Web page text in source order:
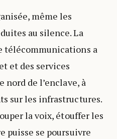
même les
au silence. La
télécommunications a
et des services
nord de l’enclave, à
sur les infrastructures.
la voix, étouffer les
puisse se poursuivre